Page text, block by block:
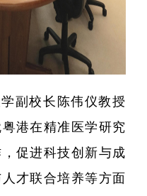
副校长陈伟仪教授
港在精准医学研究
促进科技创新与成
才联合培养等方面